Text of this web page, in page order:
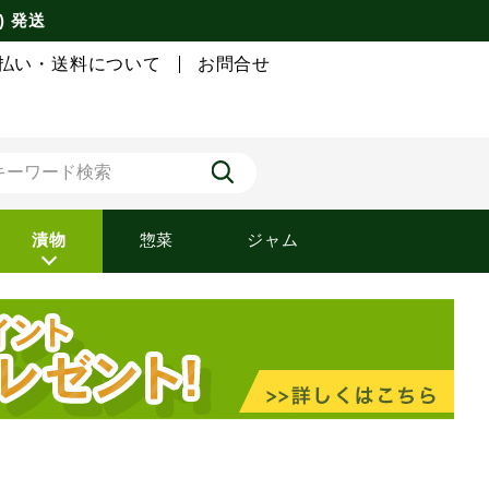
発送
い・送料について お問合せ
漬物 惣菜 ジャム